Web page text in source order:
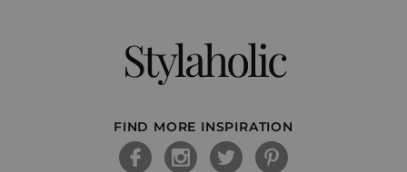
Stylaholic
FIND MORE INSPIRATION